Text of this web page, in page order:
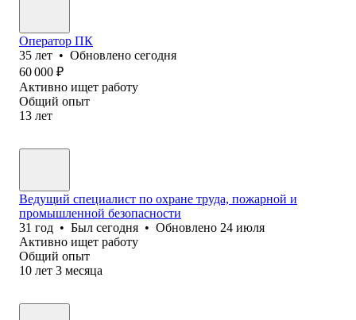
Оператор ПК
35 лет • Обновлено сегодня
60 000 ₽
Активно ищет работу
Общий опыт
13 лет
Ведущий специалист по охране труда, пожарной и
промышленной безопасности
31 год • Был сегодня • Обновлено 24 июля
Активно ищет работу
Общий опыт
10 лет 3 месяца